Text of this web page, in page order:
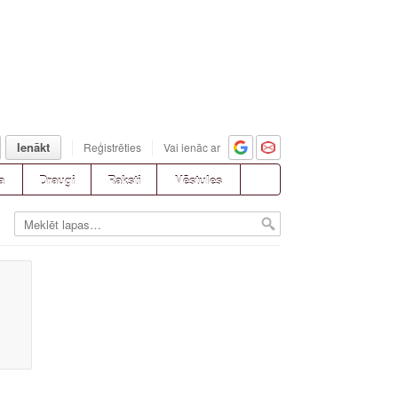
Ienākt Reģistrēties Vai ienāc ar
Draugi Raksti Vēstules